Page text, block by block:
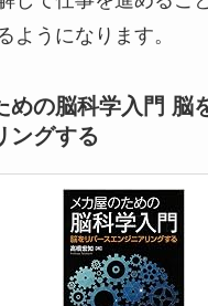
ようになります。
めの脳科学入門 脳
ングする